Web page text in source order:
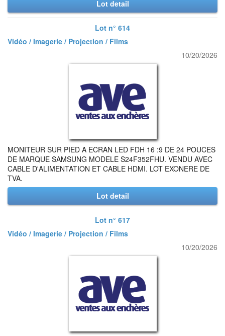
Lot detail
Lot n° 614
Vidéo / Imagerie / Projection / Films
10/20/2026
MONITEUR SUR PIED A ECRAN LED FDH 16 :9 DE 24 POUCES
DE MARQUE SAMSUNG MODELE S24F352FHU. VENDU AVEC
CABLE D'ALIMENTATION ET CABLE HDMI. LOT EXONERE DE
TVA.
Lot detail
Lot n° 617
Vidéo / Imagerie / Projection / Films
10/20/2026